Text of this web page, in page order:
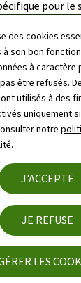
des cookies
à son bon
à caractère
être refusés.
utilisés à des
uniquement
notre
.
J'ACCEPTE
JE REFUSE
LES
pour le
fruits et
de la
niveau du
en faveur
régimes
de normes
base,
une
de
aides est
des bonnes